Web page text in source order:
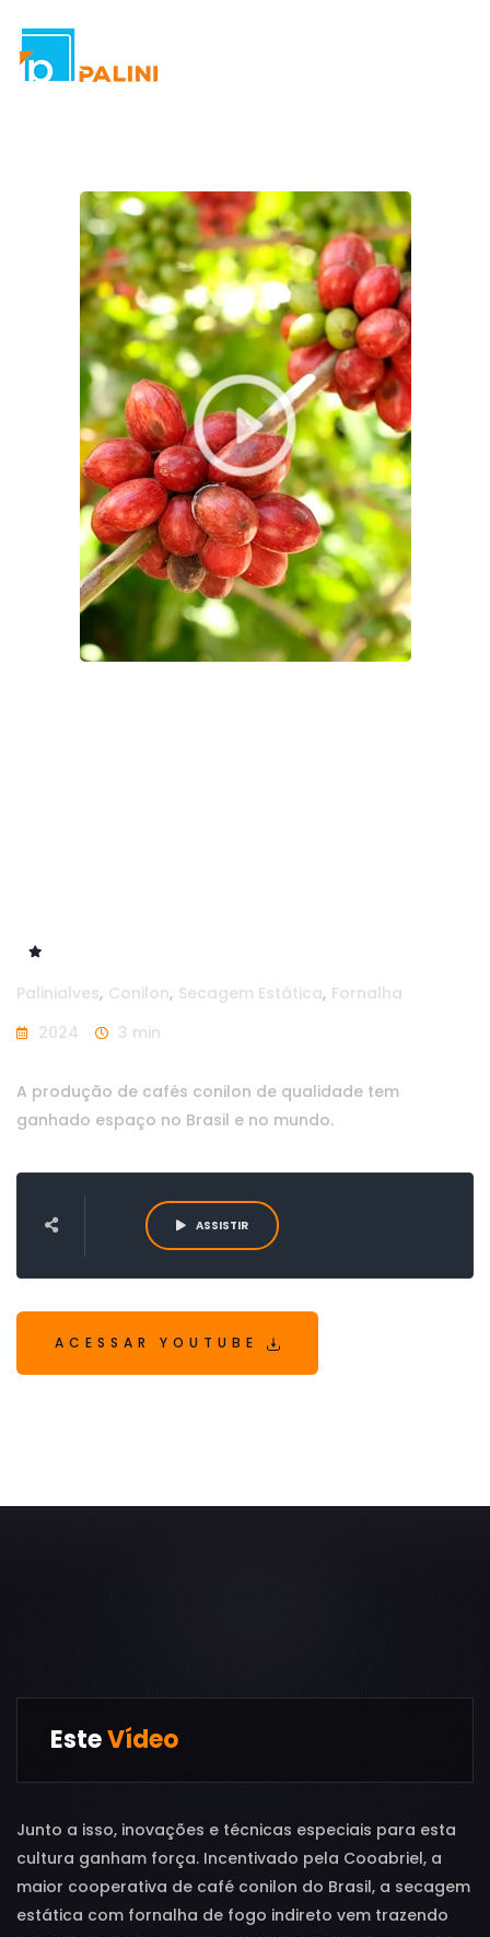
Palinialves, Conilon, Secagem Estática, Fornalha
2024
3 min
A produção de cafés conilon de qualidade tem
ganhado espaço no Brasil e no mundo.
ASSISTIR
ACESSAR YOUTUBE
EsteVídeo
Junto a isso, inovações e técnicas especiais para esta
cultura ganham força. Incentivado pela Cooabriel, a
maior cooperativa de café conilon do Brasil, a secagem
estática com fornalha de fogo indireto vem trazendo